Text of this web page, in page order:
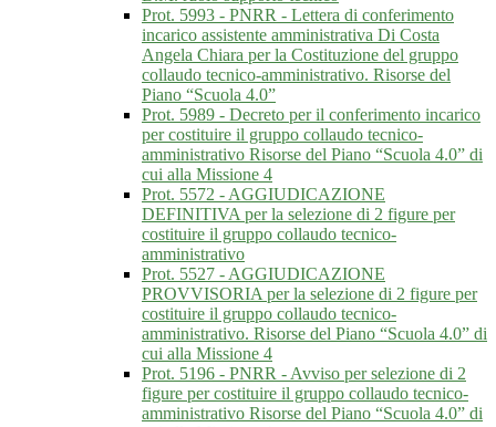
Prot. 5993 - PNRR - Lettera di conferimento
incarico assistente amministrativa Di Costa
Angela Chiara per la Costituzione del gruppo
collaudo tecnico-amministrativo. Risorse del
Piano “Scuola 4.0”
Prot. 5989 - Decreto per il conferimento incarico
per costituire il gruppo collaudo tecnico-
amministrativo Risorse del Piano “Scuola 4.0” di
cui alla Missione 4
Prot. 5572 - AGGIUDICAZIONE
DEFINITIVA per la selezione di 2 figure per
costituire il gruppo collaudo tecnico-
amministrativo
Prot. 5527 - AGGIUDICAZIONE
PROVVISORIA per la selezione di 2 figure per
costituire il gruppo collaudo tecnico-
amministrativo. Risorse del Piano “Scuola 4.0” di
cui alla Missione 4
Prot. 5196 - PNRR - Avviso per selezione di 2
figure per costituire il gruppo collaudo tecnico-
amministrativo Risorse del Piano “Scuola 4.0” di